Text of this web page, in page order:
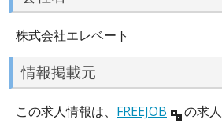
株式会社エレベート
情報掲載元
この求人情報は、 FREEJOB の求人